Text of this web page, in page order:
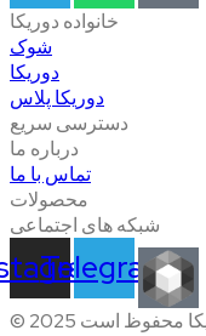
خانواده دوریکا
شوک
دوریکا
دوریکا پلاس
دسترسی سریع
درباره ما
تماس با ما
محصولات
شبکه های اجتماعی
Telegram